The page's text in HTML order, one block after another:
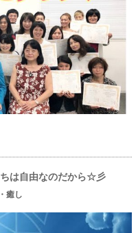
は自由なのだから☆彡
癒し